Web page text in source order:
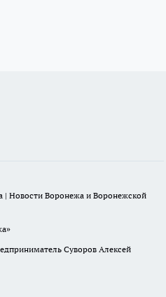
Новости Воронежа и Воронежской
Суворов Алексей